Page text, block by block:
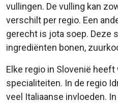
vullingen. De vulling kan
verschilt per regio. Een
gerecht is jota soep. Deze
ingrediënten bonen,
Elke regio in Slovenië heeft
specialiteiten. In de regio
veel Italiaanse invloeden.